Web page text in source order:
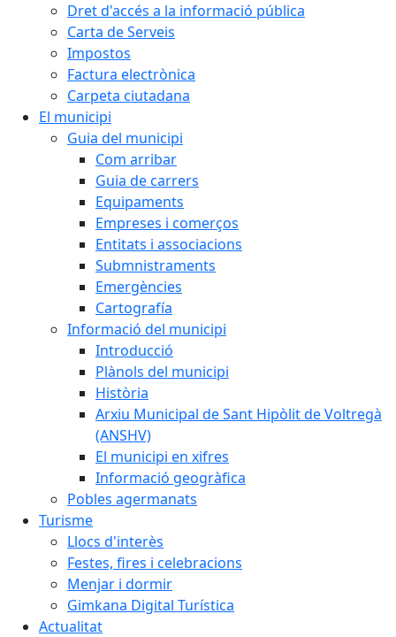
Dret d'accés a la informació pública
Carta de Serveis
Impostos
Factura electrònica
Carpeta ciutadana
El municipi
Guia del municipi
Com arribar
Guia de carrers
Equipaments
Empreses i comerços
Entitats i associacions
Submnistraments
Emergències
Cartografía
Informació del municipi
Introducció
Plànols del municipi
Història
Arxiu Municipal de Sant Hipòlit de Voltregà
(ANSHV)
El municipi en xifres
Informació geogràfica
Pobles agermanats
Turisme
Llocs d'interès
Festes, fires i celebracions
Menjar i dormir
Gimkana Digital Turística
Actualitat